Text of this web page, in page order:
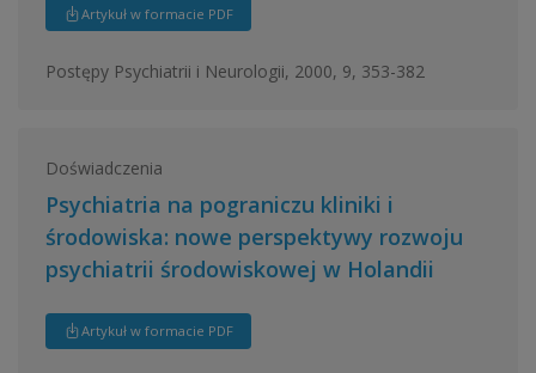
Artykuł w formacie PDF
Postępy Psychiatrii i Neurologii, 2000, 9, 353-382
Doświadczenia
Psychiatria na pograniczu kliniki i
środowiska: nowe perspektywy rozwoju
psychiatrii środowiskowej w Holandii
Artykuł w formacie PDF